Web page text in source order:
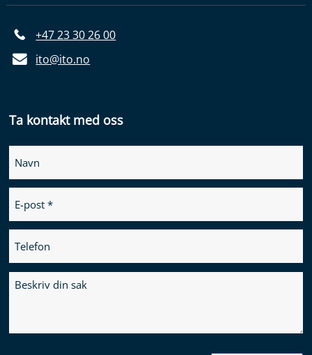
+47 23 30 26 00
ito@ito.no
Ta kontakt med oss